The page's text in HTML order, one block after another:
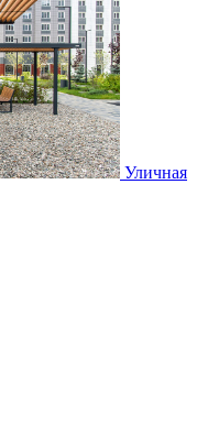
Уличная